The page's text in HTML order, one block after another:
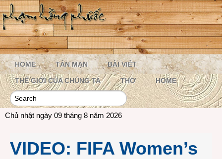
HOME TẢN MẠN BÀI VIẾT
THẾ GIỚI CỦA CHÚNG TA THƠ HOME
Chủ nhật ngày 09 tháng 8 năm 2026
VIDEO: FIFA Women’s